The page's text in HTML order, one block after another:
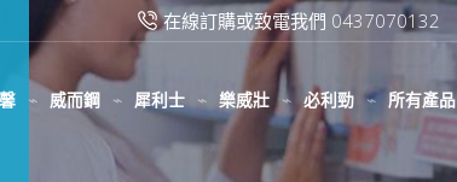
在線訂購或致電我們 0437070132
威而鋼 犀利士 樂威壯 必利勁 所有產品